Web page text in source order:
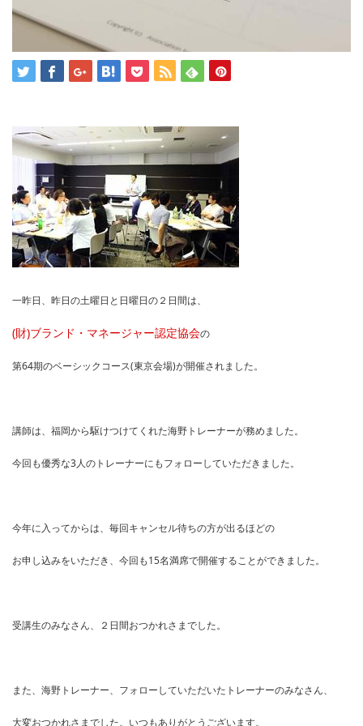
一昨日、昨日の土曜日と日曜日の２日間は、
(財)ブランド・マネージャー認定協会の
第64期のベーシックコース(東京会場)が開催されました。
講師は、福岡から駆けつけてくれた海野トレーナーが務めました。
今回も優秀な3人のトレーナーにもフォローしていただきました。
今年に入ってからは、毎回キャンセル待ちの方が出るほどの
お申し込みをいただき、今回も15名満席で開催することができました。
受講生のみなさん、２日間おつかれさまでした。
また、海野トレーナー、フォローしていただいたトレーナーのみなさん、
大変おつかれさまでした。いつもありがとうございます。